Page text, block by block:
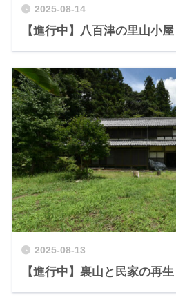
2025-08-14
【進行中】八百津の里山小屋
2025-08-13
【進行中】裏山と民家の再生